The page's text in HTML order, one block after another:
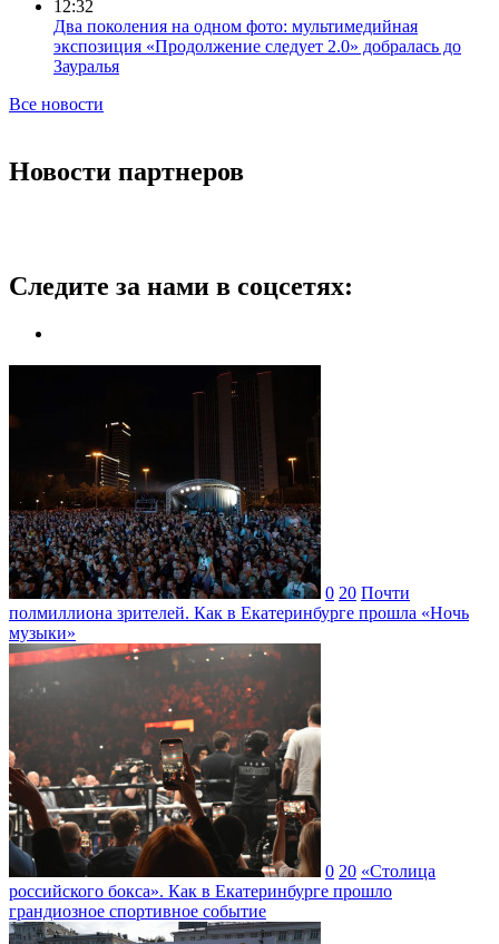
12:32
Два поколения на одном фото: мультимедийная
экспозиция «Продолжение следует 2.0» добралась до
Зауралья
Все новости
Новости партнеров
Следите за нами в соцсетях:
0 20 Почти
полмиллиона зрителей. Как в Екатеринбурге прошла «Ночь
музыки»
0 20 «Столица
российского бокса». Как в Екатеринбурге прошло
грандиозное спортивное событие